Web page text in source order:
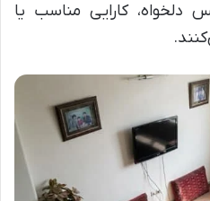
دلخواه، کارایی مناسب یا